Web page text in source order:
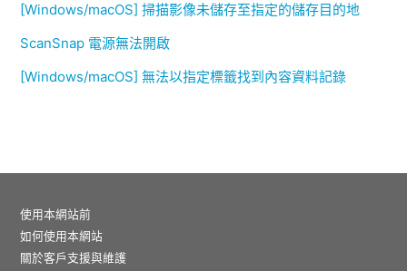
[Windows/macOS] 掃描影像未儲存至指定的儲存目的地
ScanSnap 電源無法開啟
[Windows/macOS] 無法以指定標籤找到內容資料記錄
使用本網站前
如何使用本網站
關於客戶支援與維護